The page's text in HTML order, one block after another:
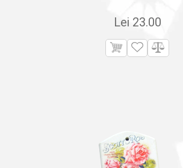
Lei 23.00